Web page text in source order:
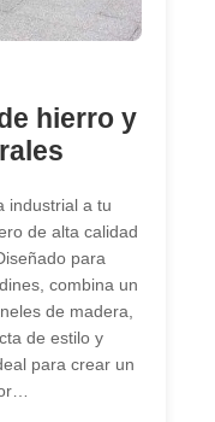
hierro y
industrial a tu
de alta calidad
para
combina un
de madera,
de estilo y
para crear un